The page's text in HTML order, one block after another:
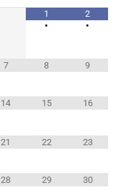
1
•
2
•
7 8 9
14 15 16
21 22 23
28 29 30